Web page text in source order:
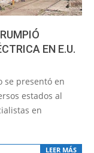
EN E.U.
se presentó en
estados al
en
LEER MÁS